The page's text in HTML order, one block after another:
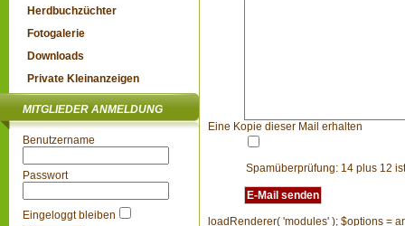
Herdbuchzüchter
Fotogalerie
Downloads
Private Kleinanzeigen
MITGLIEDER ANMELDUNG
Benutzername
Passwort
Eingeloggt bleiben
Eine Kopie dieser Mail erhalten
Spamüberprüfung: 14 plus 12
E-Mail senden
loadRenderer( 'modules' ); $options =